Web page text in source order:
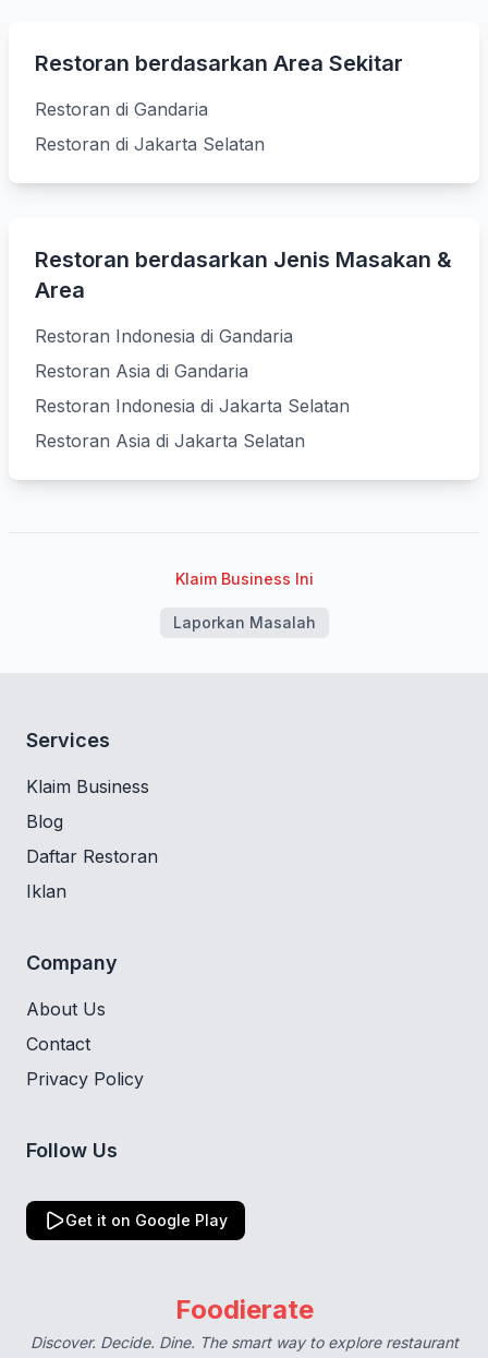
Restoran berdasarkan Area Sekitar
Restoran di Gandaria
Restoran di Jakarta Selatan
Restoran berdasarkan Jenis Masakan &
Area
Restoran Indonesia di Gandaria
Restoran Asia di Gandaria
Restoran Indonesia di Jakarta Selatan
Restoran Asia di Jakarta Selatan
Klaim Business Ini
Laporkan Masalah
Services
Klaim Business
Blog
Daftar Restoran
Iklan
Company
About Us
Contact
Privacy Policy
Follow Us
Get it on Google Play
Foodierate
Discover. Decide. Dine. The smart way to explore restaurant